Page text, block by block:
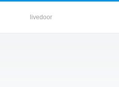
livedoor